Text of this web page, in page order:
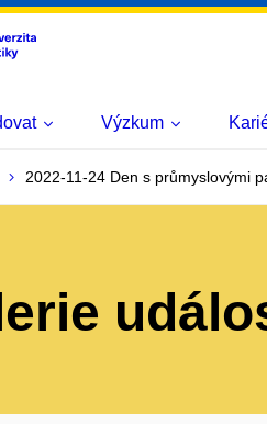
Výzkum
2022-11-24 Den s průmyslovými